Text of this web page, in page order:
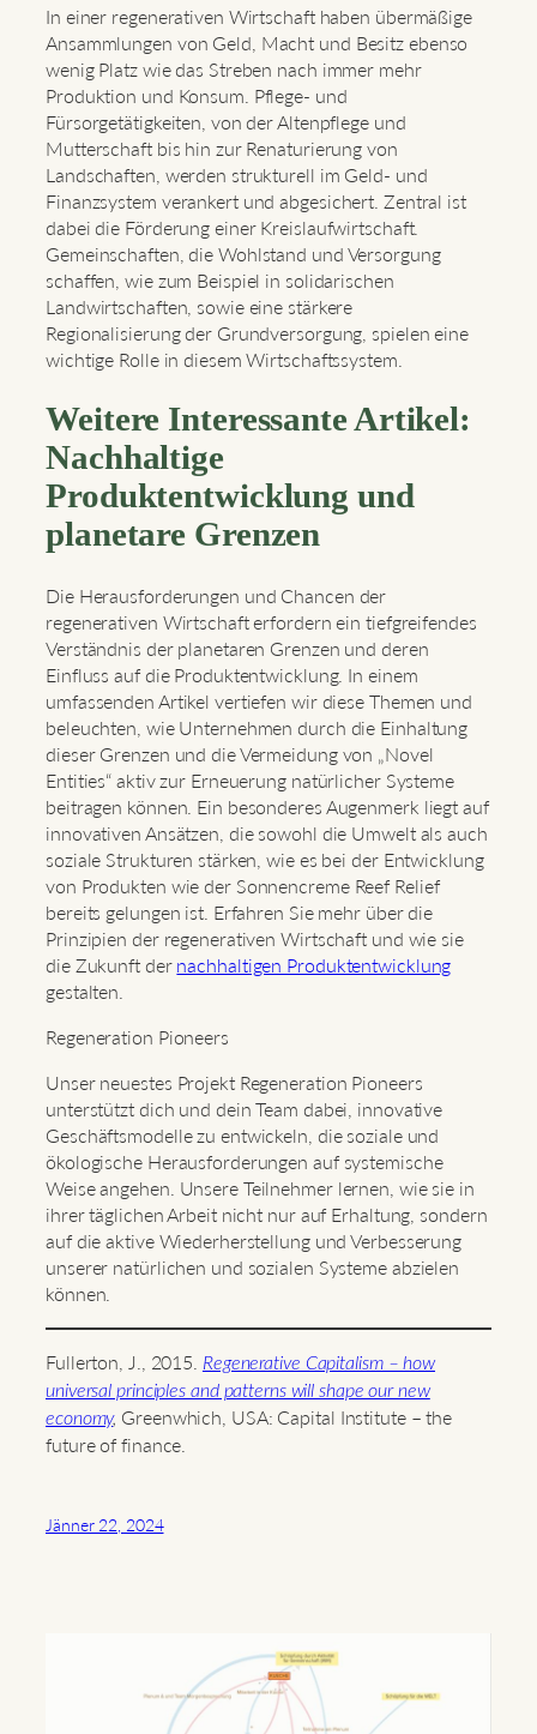
In einer regenerativen Wirtschaft haben übermäßige
Ansammlungen von Geld, Macht und Besitz ebenso
wenig Platz wie das Streben nach immer mehr
Produktion und Konsum. Pflege- und
Fürsorgetätigkeiten, von der Altenpflege und
Mutterschaft bis hin zur Renaturierung von
Landschaften, werden strukturell im Geld- und
Finanzsystem verankert und abgesichert. Zentral ist
dabei die Förderung einer Kreislaufwirtschaft.
Gemeinschaften, die Wohlstand und Versorgung
schaffen, wie zum Beispiel in solidarischen
Landwirtschaften, sowie eine stärkere
Regionalisierung der Grundversorgung, spielen eine
wichtige Rolle in diesem Wirtschaftssystem.
Weitere Interessante Artikel:
Nachhaltige
Produktentwicklung und
planetare Grenzen
Die Herausforderungen und Chancen der
regenerativen Wirtschaft erfordern ein tiefgreifendes
Verständnis der planetaren Grenzen und deren
Einfluss auf die Produktentwicklung. In einem
umfassenden Artikel vertiefen wir diese Themen und
beleuchten, wie Unternehmen durch die Einhaltung
dieser Grenzen und die Vermeidung von „Novel
Entities“ aktiv zur Erneuerung natürlicher Systeme
beitragen können. Ein besonderes Augenmerk liegt auf
innovativen Ansätzen, die sowohl die Umwelt als auch
soziale Strukturen stärken, wie es bei der Entwicklung
von Produkten wie der Sonnencreme Reef Relief
bereits gelungen ist. Erfahren Sie mehr über die
Prinzipien der regenerativen Wirtschaft und wie sie
die Zukunft der nachhaltigen Produktentwicklung
gestalten.
Regeneration Pioneers
Unser neuestes Projekt Regeneration Pioneers
unterstützt dich und dein Team dabei, innovative
Geschäftsmodelle zu entwickeln, die soziale und
ökologische Herausforderungen auf systemische
Weise angehen. Unsere Teilnehmer lernen, wie sie in
ihrer täglichen Arbeit nicht nur auf Erhaltung, sondern
auf die aktive Wiederherstellung und Verbesserung
unserer natürlichen und sozialen Systeme abzielen
können.
Fullerton, J., 2015.
Regenerative Capitalism – how
universal principles and patterns will shape our new
economy, Greenwhich, USA: Capital Institute – the
future of finance.
Jänner 22, 2024